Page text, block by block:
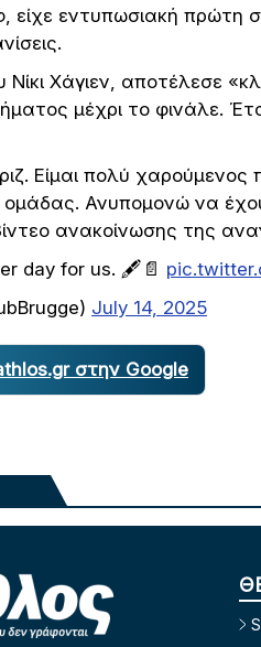
είχε εντυπωσιακή πρώτη
Χάγιεν, αποτέλεσε
μέχρι το φινάλε.
Είμαι πολύ
ομάδας. Ανυπομονώ να
ανακοίνωσης της
day for us. 🖋️📄
July 14, 2025
στην Google